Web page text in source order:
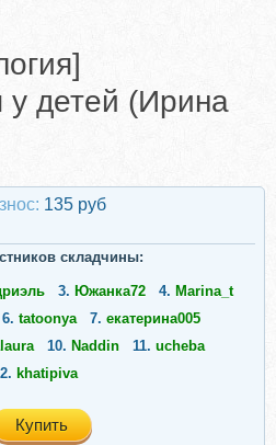
у детей (Ирина
135 руб
складчины:
3. Южанка72 4. Marina_t
6. tatoonya 7. екатерина005
10. Naddin 11. ucheba
khatipiva
Купить